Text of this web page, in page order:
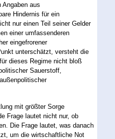
Angaben aus
Hindernis für ein
nur einen Teil seiner Gelder
einer umfassenderen
eingefrorener
unterschätzt, versteht die
dieses Regime nicht bloß
Sauerstoff,
mit größter Sorge
Frage lautet nicht nur, ob
Die Frage lautet, was danach
um die wirtschaftliche Not